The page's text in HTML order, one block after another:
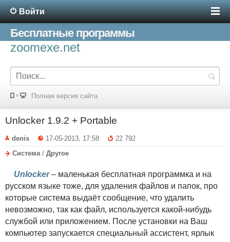
Войти
Бесплатные программы
zoomexe.net
Полная версия сайта
Unlocker 1.9.2 + Portable
denis 17-05-2013, 17:58
22 792
Система / Другое
Unlocker– маленькая бесплатная программка и на
русском языке тоже, для удаления файлов и папок, про
которые система выдаёт сообщение, что удалить
невозможно, так как файл, используется какой-нибудь
службой или приложением. После установки на Ваш
компьютер запускается специальный ассистент, ярлык